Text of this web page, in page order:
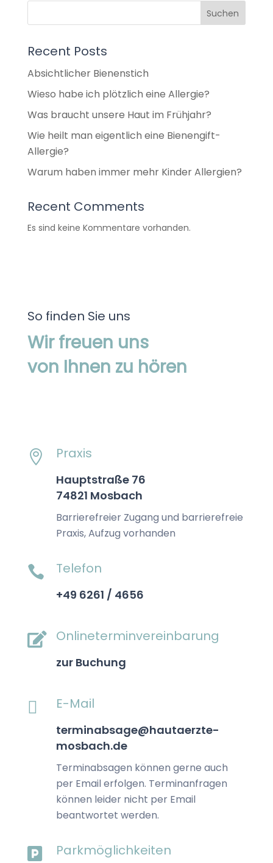
Suchen
Recent Posts
Absichtlicher Bienenstich
Wieso habe ich plötzlich eine Allergie?
Was braucht unsere Haut im Frühjahr?
Wie heilt man eigentlich eine Bienengift-
Allergie?
Warum haben immer mehr Kinder Allergien?
Recent Comments
Es sind keine Kommentare vorhanden.
So finden Sie uns
Wir freuen uns
von Ihnen zu hören
 Praxis
Hauptstraße 76
74821 Mosbach
Barrierefreier Zugang und barrierefreie
Praxis, Aufzug vorhanden
 Telefon
+49 6261 / 4656
 Onlineterminvereinbarung
zur Buchung
 E-Mail
terminabsage@hautaerzte-
mosbach.de
Terminabsagen können gerne auch
per Email erfolgen. Terminanfragen
können leider nicht per Email
beantwortet werden.
 Parkmöglichkeiten